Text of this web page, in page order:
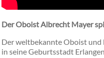
Der Oboist Albrecht Mayer
Der weltbekannte Oboist und
in seine Geburtsstadt